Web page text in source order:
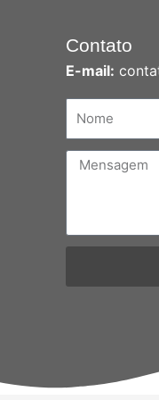
Contato
E-mail:
Nome
Mensagem